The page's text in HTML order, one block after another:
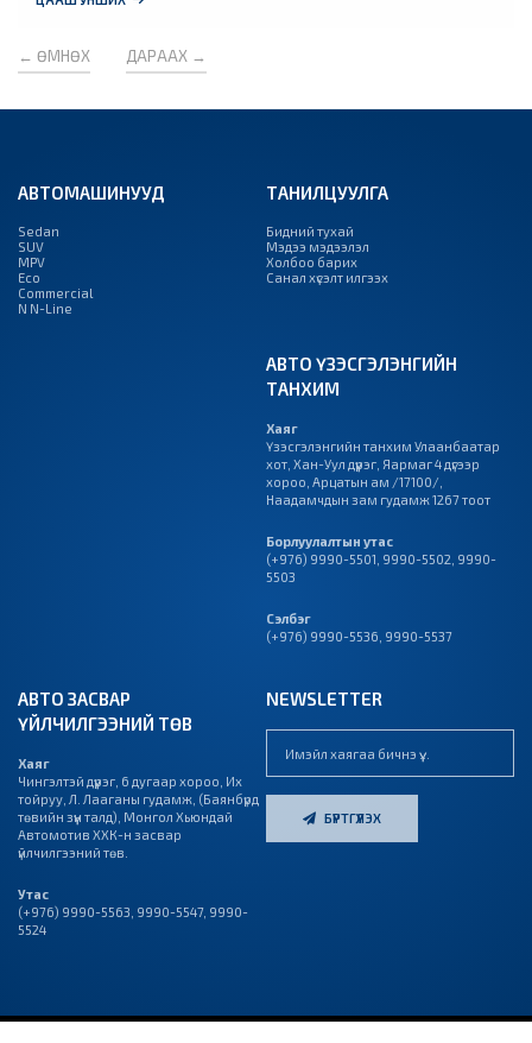
← ӨМНӨХ ДАРААХ →
ТАНИЛЦУУЛГА
Бидний тухай
Мэдээ мэдээлэл
Холбоо барих
Санал хүсэлт илгээх
АВТОМАШИНУУД
Sedan
SUV
MPV
Eco
Commercial
N N-Line
АВТО ҮЗЭСГЭЛЭНГИЙН
ТАНХИМ
Хаяг
Үзэсгэлэнгийн танхим Улаанбаатар
хот, Хан-Уул дүүрэг, Яармаг 4 дүгээр
хороо, Арцатын ам /17100/,
Наадамчдын зам гудамж 1267 тоот
Борлуулалтын утас
(+976) 9990-5501 9990-5502 9990-
5503
Сэлбэг
(+976) 9990-5536 9990-5537
АВТО ЗАСВАР
ҮЙЛЧИЛГЭЭНИЙ ТӨВ
Хаяг
Чингэлтэй дүүрэг, 6 дугаар хороо, Их
тойруу, Л. Лааганы гудамж, (Баянбүрд
төвийн зүүн талд), Монгол Хьюндай
Автомотив ХХК-н засвар
үйлчилгээний төв.
Утас
(+976) 9990-5563 9990-5547, 9990-
5524
NEWSLETTER
БҮРТГҮҮЛЭХ